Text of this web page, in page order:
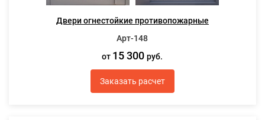
Двери огнестойкие противопожарные
Арт-148
от 15 300руб.
Заказать расчет